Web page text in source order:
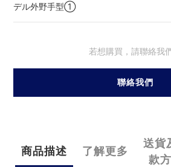
デル外野⼿型①
若想購買，請聯絡我們
聯絡我們
商品描述 了解更多
送貨
款